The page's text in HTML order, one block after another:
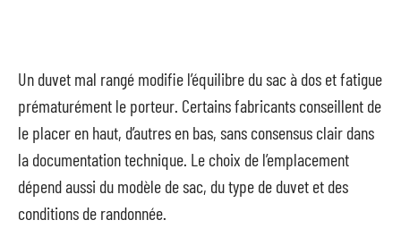
Un duvet mal rangé modifie l’équilibre du sac à dos et fatigue
prématurément le porteur. Certains fabricants conseillent de
le placer en haut, d’autres en bas, sans consensus clair dans
la documentation technique. Le choix de l’emplacement
dépend aussi du modèle de sac, du type de duvet et des
conditions de randonnée.